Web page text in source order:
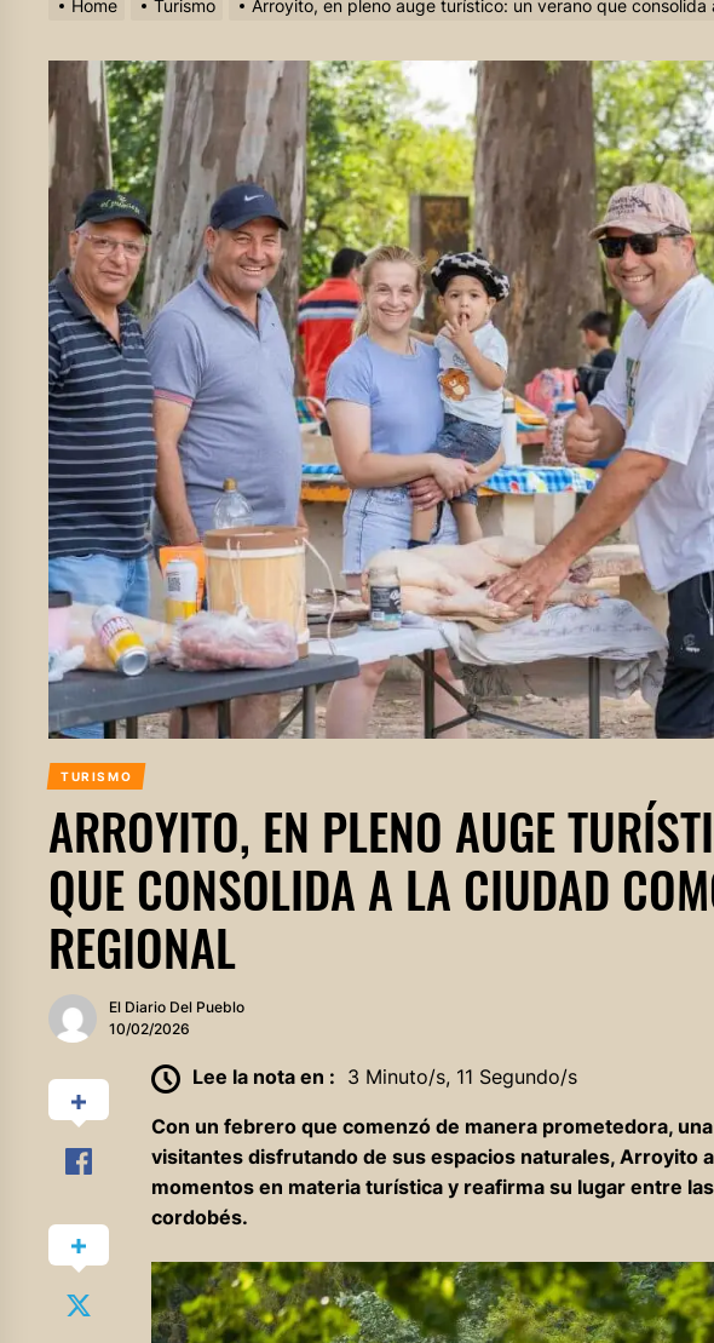
Home Turismo Arroyito, en pleno auge turístico: un verano que
TURISMO
ARROYITO, EN PLENO AUGE
QUE CONSOLIDA A LA CIUDAD
REGIONAL
El Diario Del Pueblo
10/02/2026
Lee la nota en : 3 Minuto/s, 11 Segundo/s
Con un febrero que comenzó de manera prometedora,
visitantes disfrutando de sus espacios naturales, Arroyito
momentos en materia turística y reafirma su lugar entre
cordobés.